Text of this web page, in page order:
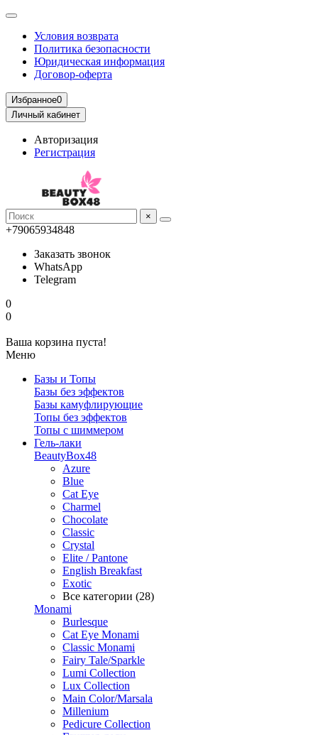
Условия возврата
Политика безопасности
Юридическая информация
Договор-оферта
Избранное0
Личный кабинет
Авторизация
Регистрация
×
+79065934848
Заказать звонок
WhatsApp
Telegram
0
0
Ваша корзина пуста!
Меню
Базы и Топы
Базы без эффектов
Базы камуфлирующие
Топы без эффектов
Топы с шиммером
Гель-лаки
BeautyBox48
Azure
Blue
Cat Eye
Charmel
Chocolate
Classic
Crystal
Elite / Pantone
English Breakfast
Exotic
Все категории (28)
Monami
Burlesque
Cat Eye Monami
Classic Monami
Fairy Tale/Sparkle
Lumi Collection
Lux Collection
Main Color/Marsala
Millenium
Pedicure Collection